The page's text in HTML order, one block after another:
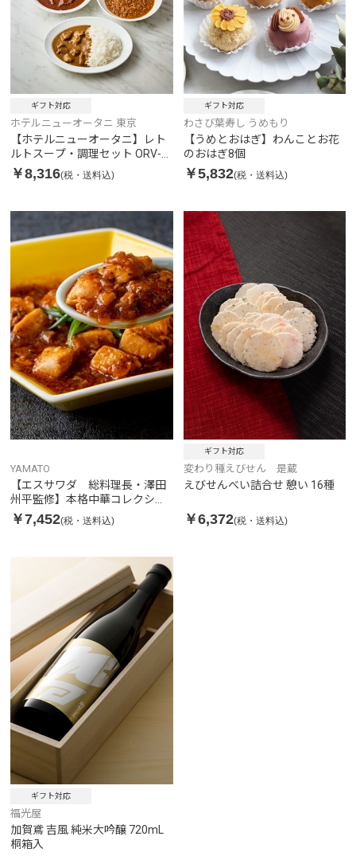
ギフト対応
ホテルニューオータニ 東京
【ホテルニューオータニ】レト
ルトスープ・調理セット ORV-
70
￥8,316(税・送料込)
ギフト対応
わさび葉寿し うめもり
【うめとおはぎ】わんことお花
のおはぎ8個
￥5,832(税・送料込)
YAMATO
【エスサワダ 総料理長・澤田
州平監修】本格中華コレクショ
ンBセット
￥7,452(税・送料込)
ギフト対応
変わり種えびせん 是蔵
えびせんべい詰合せ 憩い 16種
￥6,372(税・送料込)
ギフト対応
福光屋
加賀鳶 吉風 純米大吟醸 720mL
桐箱入